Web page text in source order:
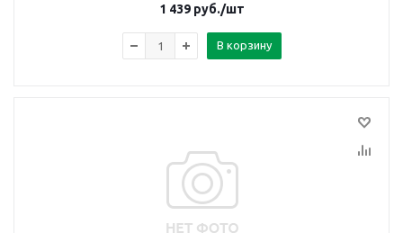
1 439 руб./шт
В корзину